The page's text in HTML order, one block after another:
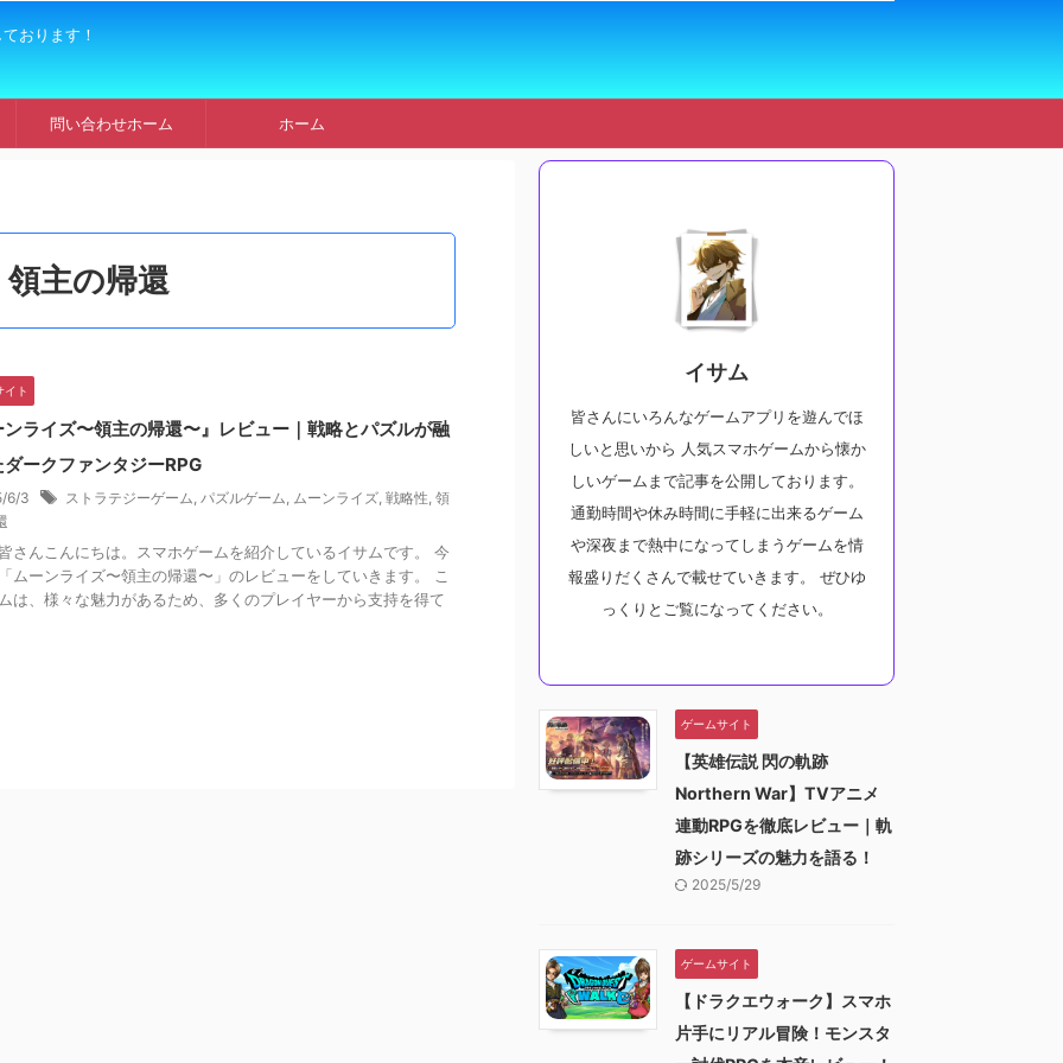
おります！
問い合わせホーム ホーム
領主の帰還
イト
ンライズ〜領主の帰還〜』レビュー｜戦略とパズルが融
ークファンタジーRPG
6/3 ストラテジーゲーム, パズルゲーム, ムーンライズ, 戦略性, 領
さんこんにちは。スマホゲームを紹介しているイサムです。 今
ムーンライズ〜領主の帰還〜」のレビューをしていきます。 こ
は、様々な魅力があるため、多くのプレイヤーから支持を得て
イサム
皆さんにいろんなゲームアプリを遊んでほ
しいと思いから 人気スマホゲームから懐か
しいゲームまで記事を公開しております。
通勤時間や休み時間に手軽に出来るゲーム
や深夜まで熱中になってしまうゲームを情
報盛りだくさんで載せていきます。 ぜひゆ
っくりとご覧になってください。
ゲームサイト
【英雄伝説 閃の軌跡
Northern War】TVアニメ
連動RPGを徹底レビュー｜軌
跡シリーズの魅力を語る！
2025/5/29
ゲームサイト
【ドラクエウォーク】スマホ
片手にリアル冒険！モンスタ